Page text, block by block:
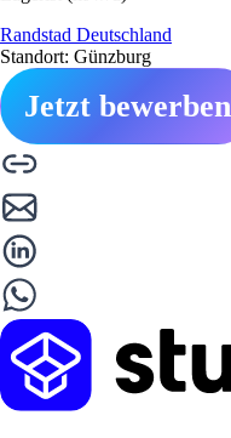
Randstad Deutschland
Standort: Günzburg
Jetzt bewerben